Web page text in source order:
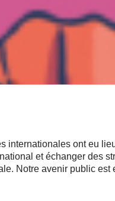
internationales ont eu
et échanger des
Notre avenir public